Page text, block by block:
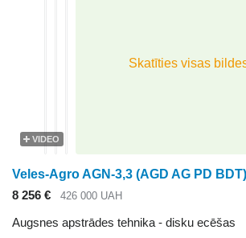
VIDEO
Veles-Agro AGN-3,3 (AGD AG PD BDT)
8 256 €
426 000 UAH
Augsnes apstrādes tehnika - disku ecēšas